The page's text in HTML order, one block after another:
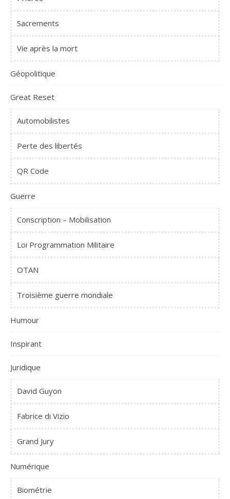
Sacrements
Vie après la mort
Géopolitique
Great Reset
Automobilistes
Perte des libertés
QR Code
Guerre
Conscription – Mobilisation
Loi Programmation Militaire
OTAN
Troisième guerre mondiale
Humour
Inspirant
Juridique
David Guyon
Fabrice di Vizio
Grand Jury
Numérique
Biométrie